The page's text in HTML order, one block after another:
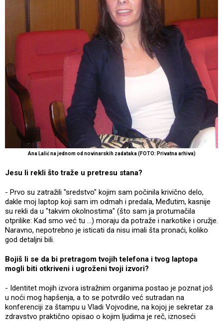
Ana Lalić na jednom od novinarskih zadataka (FOTO: Privatna arhiva)
Jesu li rekli što traže u pretresu stana?
- Prvo su zatražili "sredstvo" kojim sam počinila krivično delo,
dakle moj laptop koji sam im odmah i predala, Međutim, kasnije
su rekli da u "takvim okolnostima" (što sam ja protumačila
otprilike: Kad smo već tu …) moraju da potraže i narkotike i oružje.
Naravno, nepotrebno je isticati da nisu imali šta pronaći, koliko
god detaljni bili.
Bojiš li se da bi pretragom tvojih telefona i tvog laptopa
mogli biti otkriveni i ugroženi tvoji izvori?
- Identitet mojih izvora istražnim organima postao je poznat još
u noći mog hapšenja, a to se potvrdilo već sutradan na
konferenciji za štampu u Vladi Vojvodine, na kojoj je sekretar za
zdravstvo praktično opisao o kojim ljudima je reč, iznoseći